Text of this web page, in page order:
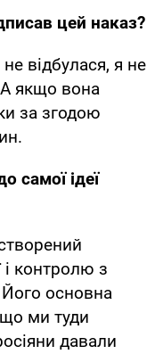
цей наказ?
відбулася, я не
А якщо вона
за згодою
самої ідеї
і контролю з
основна
ми туди
давали